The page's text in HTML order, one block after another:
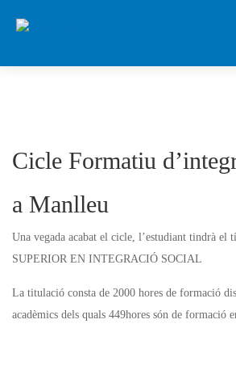
Cicle Formatiu
a Manlleu
Una vegada acabat el cicle, l’estudiant tindrà el
SUPERIOR EN INTEGRACIÓ SOCIAL
La titulació consta de 2000 hores de formació
acadèmics dels quals 449hores són de formació